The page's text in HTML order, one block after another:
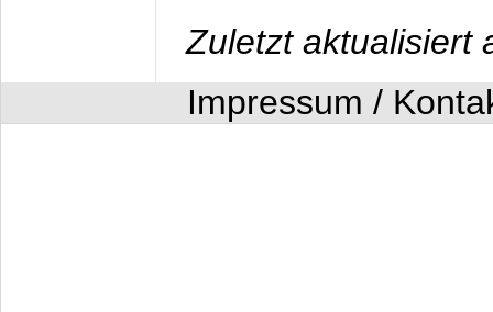
Zuletzt aktualisiert
Impressum /